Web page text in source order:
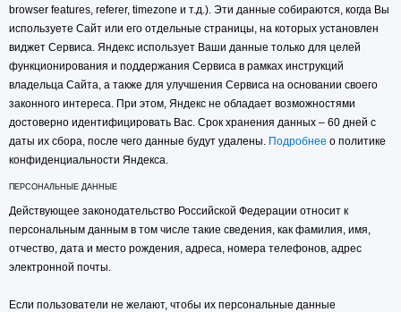
browser features, referer, timezone и т.д.). Эти данные собираются, когда Вы
используете Сайт или его отдельные страницы, на которых установлен
виджет Сервиса. Яндекс использует Ваши данные только для целей
функционирования и поддержания Сервиса в рамках инструкций
владельца Сайта, а также для улучшения Сервиса на основании своего
законного интереса. При этом, Яндекс не обладает возможностями
достоверно идентифицировать Вас. Срок хранения данных – 60 дней с
даты их сбора, после чего данные будут удалены. Подробнее о политике
конфиденциальности Яндекса.
ПЕРСОНАЛЬНЫЕ ДАННЫЕ
Действующее законодательство Российской Федерации относит к
персональным данным в том числе такие сведения, как фамилия, имя,
отчество, дата и место рождения, адреса, номера телефонов, адрес
электронной почты.
Если пользователи не желают, чтобы их персональные данные